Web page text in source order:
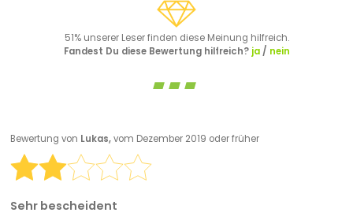
51% unserer Leser finden diese Meinung hilfreich.
Fandest Du diese Bewertung hilfreich? ja/ nein
Bewertung von Lukas,vom Dezember 2019 oder früher
Sehr bescheident